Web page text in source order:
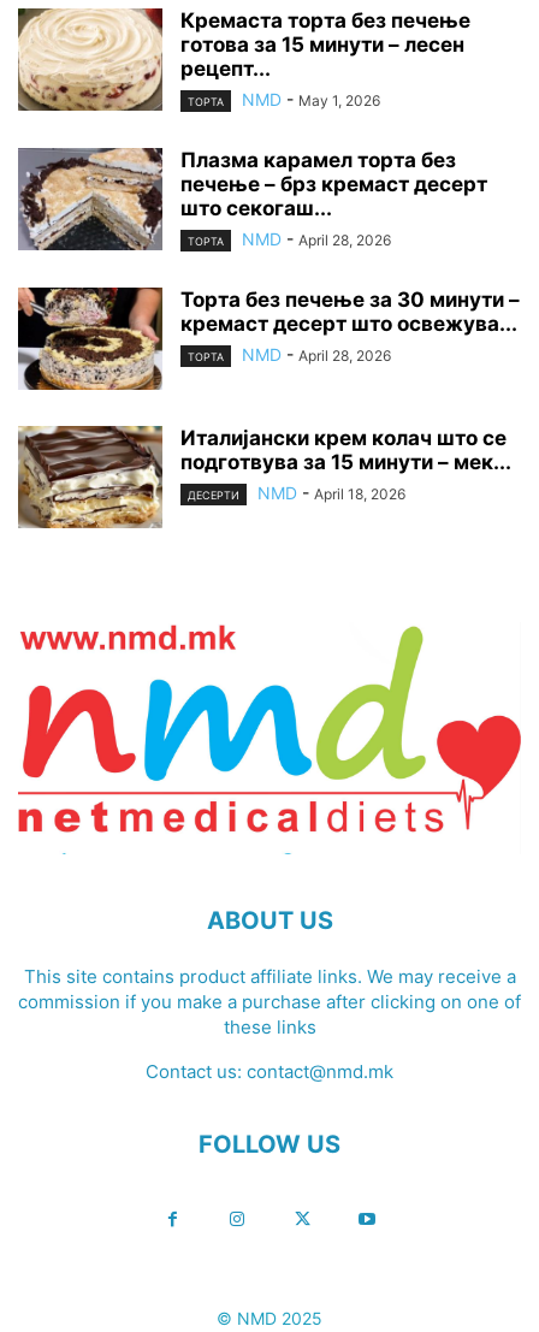
Кремаста торта без печење
готова за 15 минути – лесен
рецепт...
ТОРТА NMD - May 1, 2026
Плазма карамел торта без
печење – брз кремаст десерт
што секогаш...
ТОРТА NMD - April 28, 2026
Торта без печење за 30 минути –
кремаст десерт што освежува...
ТОРТА NMD - April 28, 2026
Италијански крем колач што се
подготвува за 15 минути – мек...
ДЕСЕРТИ NMD - April 18, 2026
ABOUT US
This site contains product affiliate links. We may receive a
commission if you make a purchase after clicking on one of
these links
Contact us: contact@nmd.mk
FOLLOW US
© NMD 2025